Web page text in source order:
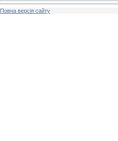
Повна версія сайту